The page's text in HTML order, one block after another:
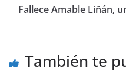
Fallece Amable Liñán,
También te